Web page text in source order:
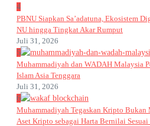
4
PBNU Siapkan Sa’adatuna, Ekosistem
NU hingga Tingkat Akar Rumput
Juli 31, 2026
5
Muhammadiyah dan WADAH Malaysia
Islam Asia Tenggara
Juli 31, 2026
6
Muhammadiyah Tegaskan Kripto Bukan
Aset Kripto sebagai Harta Bernilai Sesuai